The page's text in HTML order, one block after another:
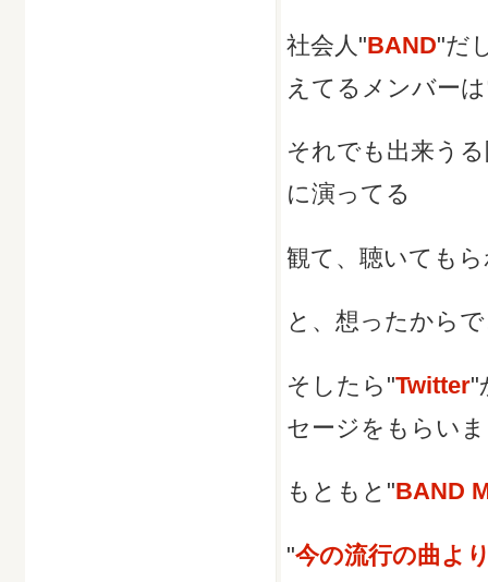
社会人"BAND"だ
えてるメンバー
それでも出来う
に演ってる
観て、聴いても
と、想ったから
そしたら"Twitter"
セージをもらい
もともと"BAND
"今の流行の曲よ